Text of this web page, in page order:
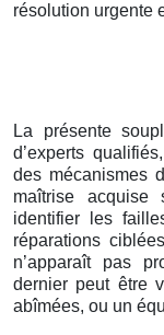
résolution urgente
La présente
d’experts
des mécanismes
maîtrise acquise
identifier les
réparations
n’apparaît pas
dernier peut être
abîmées, ou un